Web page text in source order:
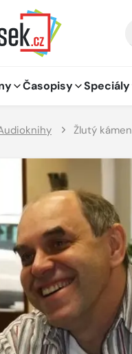
Časopisy Speciály
Žlutý kámen